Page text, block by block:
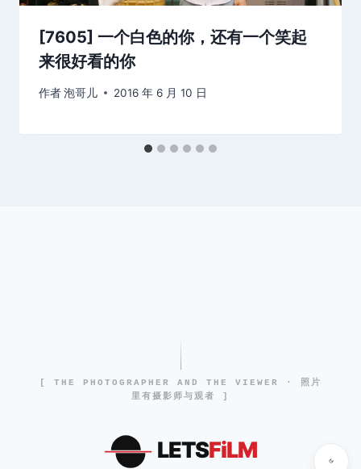
[7605] 一个白色的你，还有一个笑起
来很好看的你
作者泡哥儿 2016 年 6 月 10 日
[ THE PHOTOGRAPHER AND THE VIEWER · 照片
里有摄影师与观者 ]
LETSFiLM